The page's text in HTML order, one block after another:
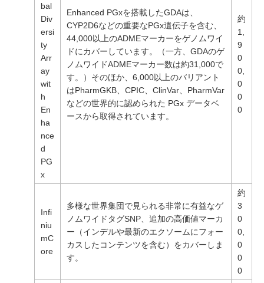
bal
Div
ersi
ty
Arr
ay
wit
h
En
ha
nce
d
PG
x
Enhanced PGxを搭載したGDAは、
CYP2D6などの重要なPGx遺伝子を含む、
44,000以上のADMEマーカーをゲノムワイ
ドにカバーしています。（一方、GDAのゲ
ノムワイドADMEマーカー数は約31,000で
す。）そのほか、6,000以上のバリアント
はPharmGKB、CPIC、ClinVar、PharmVar
などの世界的に認められた PGx データベ
ースから取得されています。
約
1,
9
0
0,
0
0
0
Infi
niu
mC
ore
多様な世界集団で見られる非常に有益なゲ
ノムワイドタグSNP、追加の高価値マーカ
ー（インデルや最新のエクソームにフォー
カスしたコンテンツを含む）をカバーしま
す。
約
3
0
0,
0
0
0